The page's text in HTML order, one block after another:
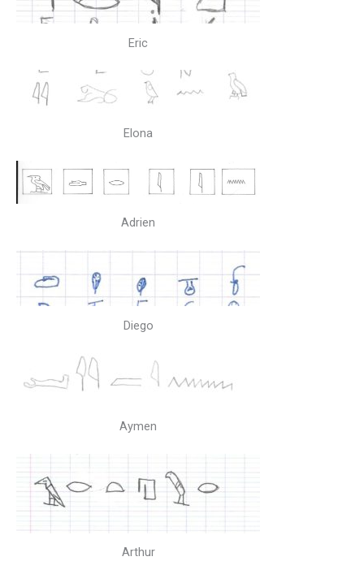
Eric
Elona
Adrien
Diego
Aymen
Arthur